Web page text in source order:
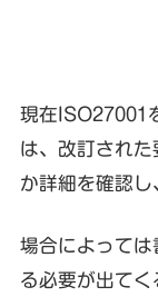
現在ISO27001
は、改訂され
か詳細を確認し
場合によって
る必要が出てく